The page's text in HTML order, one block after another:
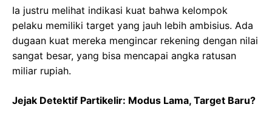
Ia justru melihat indikasi kuat bahwa kelompok
pelaku memiliki target yang jauh lebih ambisius. Ada
dugaan kuat mereka mengincar rekening dengan nilai
sangat besar, yang bisa mencapai angka ratusan
miliar rupiah.
Jejak Detektif Partikelir: Modus Lama, Target Baru?